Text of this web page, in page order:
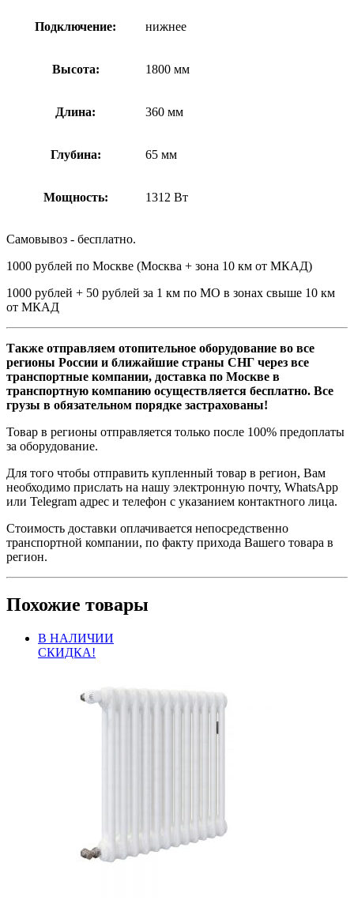
Подключение: нижнее
Высота: 1800 мм
Длина: 360 мм
Глубина: 65 мм
Мощность: 1312 Вт
Самовывоз - бесплатно.
1000 рублей по Москве (Москва + зона 10 км от МКАД)
1000 рублей + 50 рублей за 1 км по МО в зонах свыше 10 км
от МКАД
Также отправляем отопительное оборудование во все
регионы России и ближайшие страны СНГ через все
транспортные компании, доставка по Москве в
транспортную компанию осуществляется бесплатно. Все
грузы в обязательном порядке застрахованы!
Товар в регионы отправляется только после 100% предоплаты
за оборудование.
Для того чтобы отправить купленный товар в регион, Вам
необходимо прислать на нашу электронную почту, WhatsApp
или Telegram адрес и телефон с указанием контактного лица.
Стоимость доставки оплачивается непосредственно
транспортной компании, по факту прихода Вашего товара в
регион.
Похожие товары
В НАЛИЧИИ
СКИДКА!